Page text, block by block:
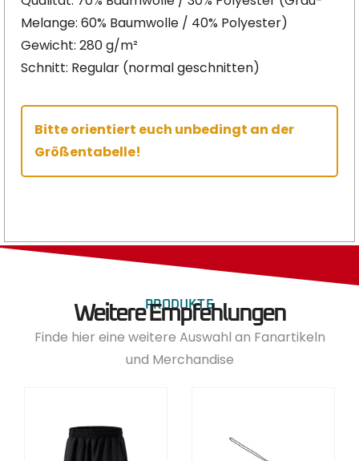
Melange: 60% Baumwolle / 40% Polyester)
Gewicht: 280 g/m²
Schnitt: Regular (normal geschnitten)
Bitte orientiert euch unbedingt an der
Größentabelle!
PRODUKTE
Weitere Empfehlungen
Finde hier eine weitere Auswahl an Fanartikeln
und Merchandise